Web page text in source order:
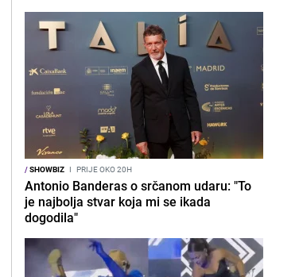
/SHOWBIZ I PRIJE OKO 20H
Antonio Banderas o srčanom udaru: "To
je najbolja stvar koja mi se ikada
dogodila"